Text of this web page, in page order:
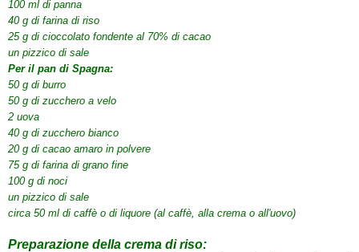
100 ml di panna
40 g di farina di riso
25 g di cioccolato fondente al 70% di cacao
un pizzico di sale
Per il pan di Spagna:
50 g di burro
50 g di zucchero a velo
2 uova
40 g di zucchero bianco
20 g di cacao amaro in polvere
75 g di farina di grano fine
100 g di noci
un pizzico di sale
circa 50 ml di caffè o di liquore (al caffè, alla crema o all'uovo)
Preparazione della crema di riso: